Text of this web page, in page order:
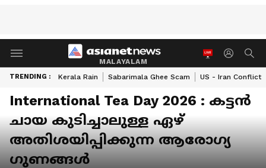
MALAYALAM
TRENDING : Kerala Rain Sabarimala Ghee Scam US - Iran Conflict
International Tea Day 2026 : കട്ടൻ
ചായ കുടിച്ചാലുള്ള ഏഴ്
അതിശയിപ്പിക്കുന്ന ആരോ​ഗ്യ​
ഗുണങ്ങൾ